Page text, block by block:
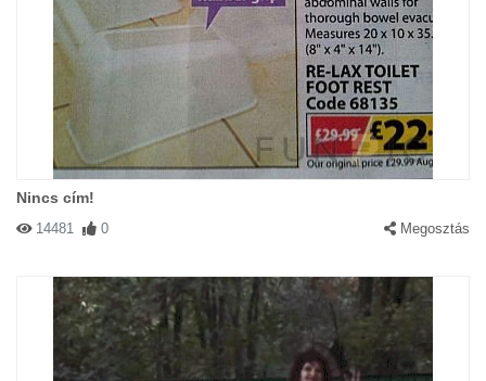
Nincs cím!
14481 0 Megosztás